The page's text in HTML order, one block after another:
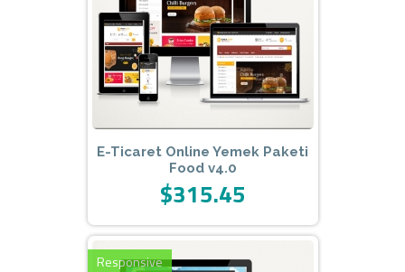
E-Ticaret Online Yemek Paketi
Food v4.0
$315.45
Responsive